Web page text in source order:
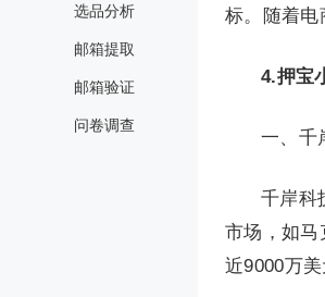
选品分析
邮箱提取
邮箱验证
问卷调查
标。随着电
4.押宝
一、千
千岸科
市场，如马
近9000万